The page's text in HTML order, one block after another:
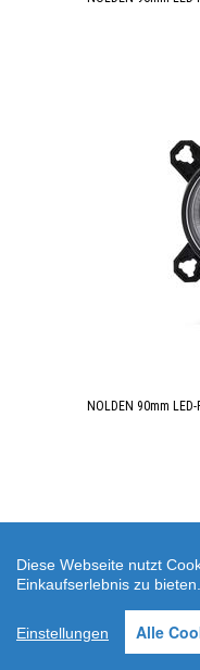
NOLDEN 90mm
Diese Webseite nutzt
Einkaufserlebnis zu bieten.
Einstellungen Alle